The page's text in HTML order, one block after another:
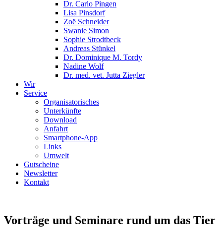
Dr. Carlo Pingen
Lisa Pinsdorf
Zoë Schneider
Swanie Simon
Sophie Strodtbeck
Andreas Stünkel
Dr. Dominique M. Tordy
Nadine Wolf
Dr. med. vet. Jutta Ziegler
Wir
Service
Organisatorisches
Unterkünfte
Download
Anfahrt
Smartphone-App
Links
Umwelt
Gutscheine
Newsletter
Kontakt
Vorträge und Seminare rund um das Tier